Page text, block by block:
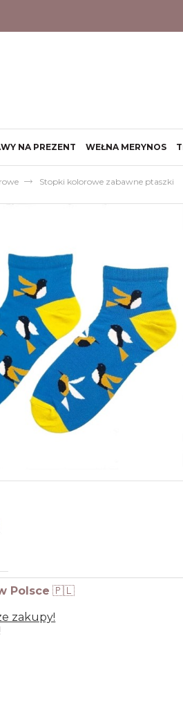
NA PREZENT WEŁNA MERYNOS
Stopki kolorowe zabawne ptaszki
Polsce 🇵🇱
zakupy!